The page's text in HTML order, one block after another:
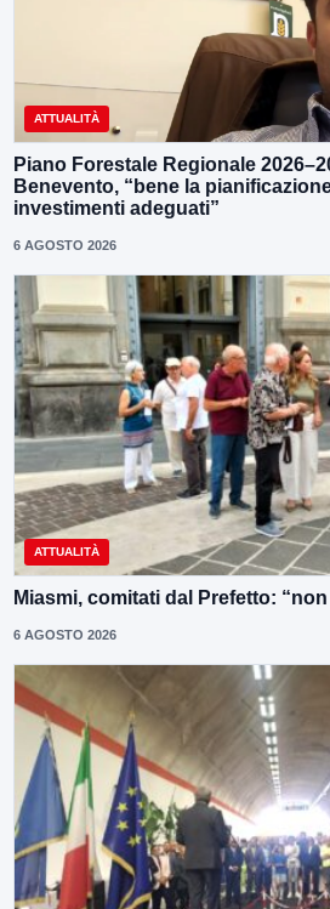
ATTUALITÀ
Piano Forestale Regionale
Benevento, “bene la
investimenti adeguati”
6 AGOSTO 2026
ATTUALITÀ
Miasmi, comitati dal Prefetto:
6 AGOSTO 2026